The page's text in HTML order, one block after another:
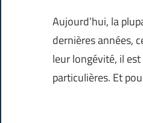
Aujourd’hui, la
dernières années,
leur longévité, il
particulières. Et